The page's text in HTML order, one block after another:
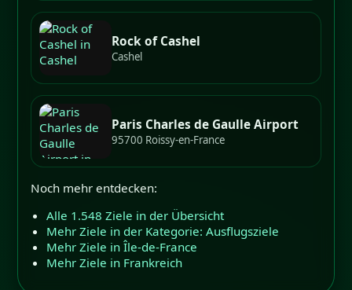
Rock of Cashel
Cashel
Paris Charles de Gaulle Airport
95700 Roissy-en-France
Noch mehr entdecken:
Alle 1.548 Ziele in der Übersicht
Mehr Ziele in der Kategorie: Ausflugsziele
Mehr Ziele in Île-de-France
Mehr Ziele in Frankreich